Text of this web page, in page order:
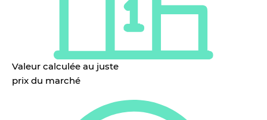
Valeur calculée au juste
prix du marché